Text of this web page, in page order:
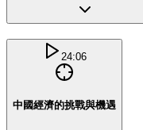
24:06
中國經濟的挑戰與機遇